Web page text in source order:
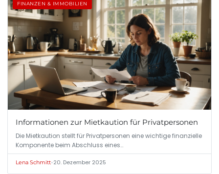
FINANZEN & IMMOBILIEN
Informationen zur Mietkaution für Privatpersonen
Die Mietkaution stellt für Privatpersonen eine wichtige finanzielle
Komponente beim Abschluss eines…
Lena Schmitt•20. Dezember 2025